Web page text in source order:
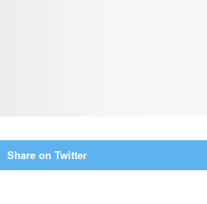
Share on Twitter